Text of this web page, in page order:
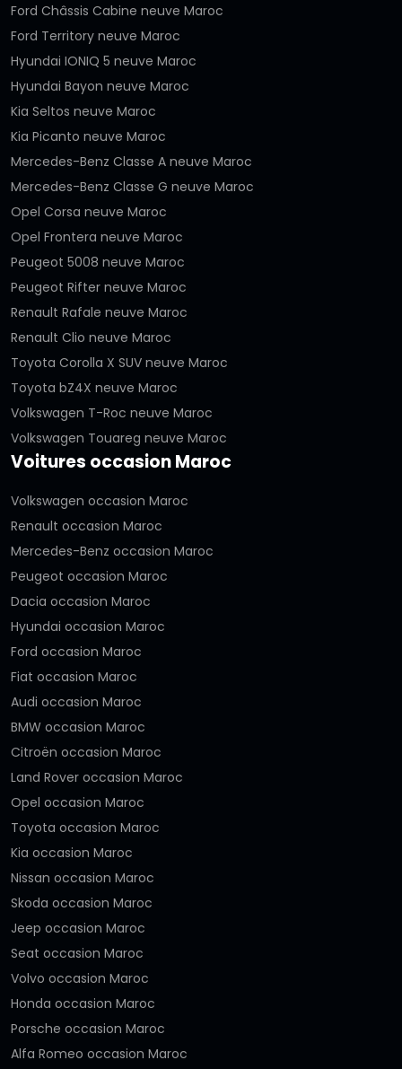
Ford Châssis Cabine neuve Maroc
Ford Territory neuve Maroc
Hyundai IONIQ 5 neuve Maroc
Hyundai Bayon neuve Maroc
Kia Seltos neuve Maroc
Kia Picanto neuve Maroc
Mercedes-Benz Classe A neuve Maroc
Mercedes-Benz Classe G neuve Maroc
Opel Corsa neuve Maroc
Opel Frontera neuve Maroc
Peugeot 5008 neuve Maroc
Peugeot Rifter neuve Maroc
Renault Rafale neuve Maroc
Renault Clio neuve Maroc
Toyota Corolla X SUV neuve Maroc
Toyota bZ4X neuve Maroc
Volkswagen T-Roc neuve Maroc
Volkswagen Touareg neuve Maroc
Voitures occasion Maroc
Volkswagen occasion Maroc
Renault occasion Maroc
Mercedes-Benz occasion Maroc
Peugeot occasion Maroc
Dacia occasion Maroc
Hyundai occasion Maroc
Ford occasion Maroc
Fiat occasion Maroc
Audi occasion Maroc
BMW occasion Maroc
Citroën occasion Maroc
Land Rover occasion Maroc
Opel occasion Maroc
Toyota occasion Maroc
Kia occasion Maroc
Nissan occasion Maroc
Skoda occasion Maroc
Jeep occasion Maroc
Seat occasion Maroc
Volvo occasion Maroc
Honda occasion Maroc
Porsche occasion Maroc
Alfa Romeo occasion Maroc